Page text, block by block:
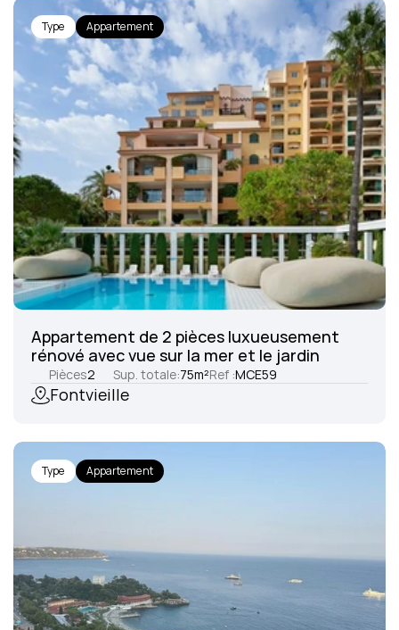
Type Appartement
Appartement de 2 pièces luxueusement
rénové avec vue sur la mer et le jardin
Pièces2 Sup. totale:75m²Ref :MCE59
Fontvieille
Type Appartement